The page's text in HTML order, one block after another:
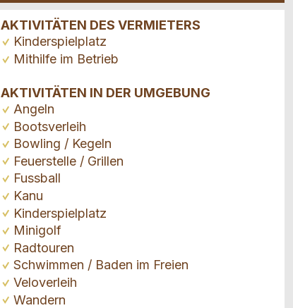
AKTIVITÄTEN DES VERMIETERS
Kinderspielplatz
Mithilfe im Betrieb
AKTIVITÄTEN IN DER UMGEBUNG
Angeln
Bootsverleih
Bowling / Kegeln
Feuerstelle / Grillen
Fussball
Kanu
Kinderspielplatz
Minigolf
Radtouren
Schwimmen / Baden im Freien
Veloverleih
Wandern